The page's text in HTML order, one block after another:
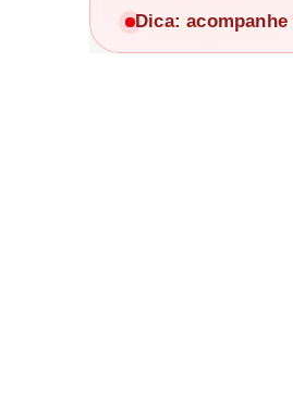
Dica: